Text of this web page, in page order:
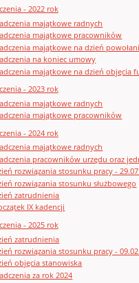
- 2022 rok
majątkowe radnych
majątkowe pracowników
majątkowe na dzień
na koniec umowy
majątkowe na dzień objęcia
- 2023 rok
majątkowe radnych
majątkowe pracowników
- 2024 rok
majątkowe radnych
pracowników urzędu oraz
rozwiązania stosunku pracy -
rozwiązania stosunku służbowego
zatrudnienia
IX kadencji
- 2025 rok
zatrudnienia
rozwiązania stosunku pracy -
objęcia stanowiska
za rok 2024